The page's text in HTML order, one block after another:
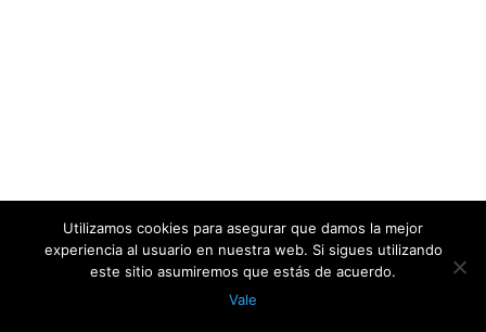
Utilizamos cookies para asegurar que damos la mejor
experiencia al usuario en nuestra web. Si sigues utilizando
este sitio asumiremos que estás de acuerdo.
Vale